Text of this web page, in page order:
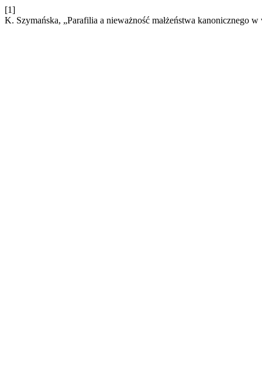
[1]
K. Szymańska, „Parafilia a nieważność małżeństwa kanonicznego